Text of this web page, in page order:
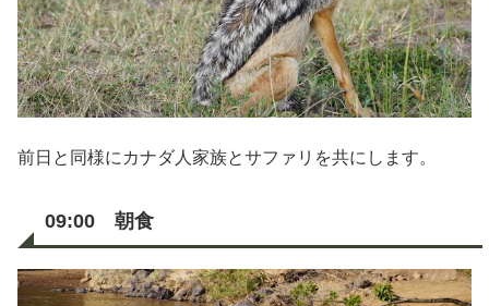
前日と同様にカナダ人家族とサファリを共にします。
09:00 朝食